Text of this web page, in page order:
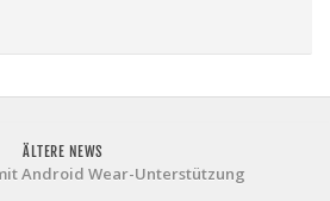
ÄLTERE NEWS
Android Wear-Unterstützung